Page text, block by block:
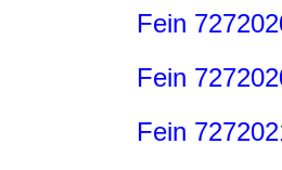
Fein
Fein
Fein